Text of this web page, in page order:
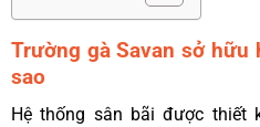
Trường gà Savan sở hữu
sao
Hệ thống sân bãi được thiết